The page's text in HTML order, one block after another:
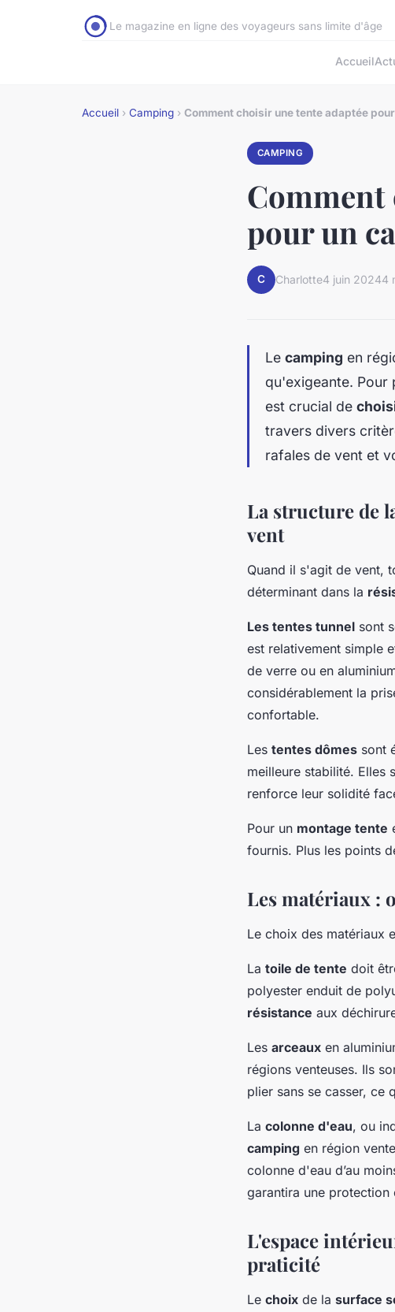
Le magazine en ligne des voyageurs sans limite d'âge
Accueil
Accueil › Camping › Comment choisir une tente adaptée
CAMPING
Comment
pour un
C Charlotte4 juin 20244
Le camping en
qu'exigeante. Pour
est crucial de
travers divers
rafales de vent et
La structure de
vent
Quand il s'agit de vent,
déterminant dans la
Les tentes tunnel sont
est relativement simple
de verre ou en
considérablement la
confortable.
Les tentes dômes sont
meilleure stabilité. Elles
renforce leur solidité
Pour un montage tente
fournis. Plus les points
Les matériaux :
Le choix des matériaux
La toile de tente doit
polyester enduit de
résistance aux
Les arceaux en
régions venteuses. Ils
plier sans se casser, ce
La colonne d'eau, ou
camping en région
colonne d'eau d’au
garantira une
L'espace
praticité
Le choix de la surface